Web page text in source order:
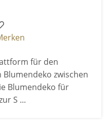
für den
zwischen
Blumendeko für
S ...